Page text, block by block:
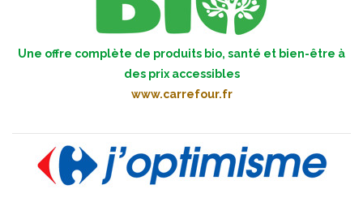
Une offre complète de produits bio, santé et bien-être à
des prix accessibles
www.carrefour.fr